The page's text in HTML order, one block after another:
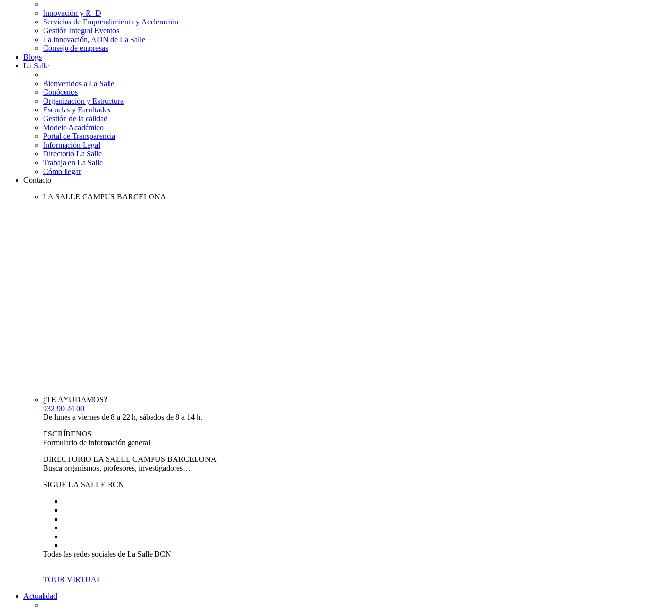
Innovación y R+D
Servicios de Emprendimiento y Aceleración
Gestión Integral Eventos
La innovación, ADN de La Salle
Consejo de empresas
Blogs
La Salle
Bienvenidos a La Salle
Conócenos
Organización y Estructura
Escuelas y Facultades
Gestión de la calidad
Modelo Académico
Portal de Transparencia
Información Legal
Directorio La Salle
Trabaja en La Salle
Cómo llegar
Contacto
LA SALLE CAMPUS BARCELONA
¿TE AYUDAMOS?
932 90 24 00
De lunes a viernes de 8 a 22 h, sábados de 8 a 14 h.
ESCRÍBENOS
Formulario de información general
DIRECTORIO LA SALLE CAMPUS BARCELONA
Busca organismos, profesores, investigadores…
SIGUE LA SALLE BCN
Todas las redes sociales de La Salle BCN
TOUR VIRTUAL
Actualidad